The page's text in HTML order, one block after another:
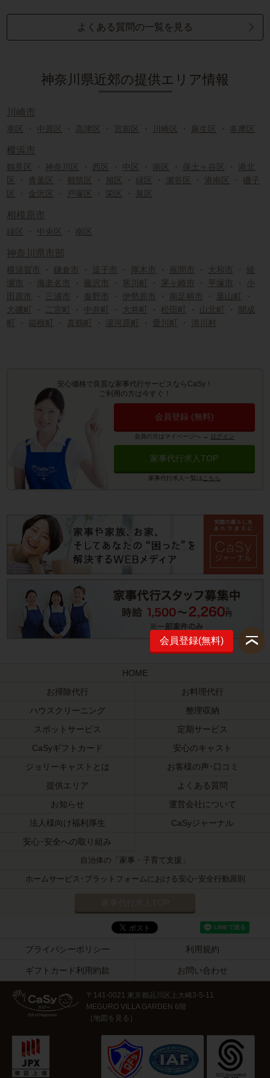
よくある質問の一覧を見る
神奈川県近郊の提供エリア情報
川崎市
幸区 ・ 中原区 ・ 高津区 ・ 宮前区 ・ 川崎区 ・ 麻生区 ・ 多摩区
横浜市
鶴見区 ・ 神奈川区 ・ 西区 ・ 中区 ・ 南区 ・ 保土ヶ谷区 ・ 港北
区
・ 青葉区 ・ 都筑区 ・ 旭区 ・ 緑区 ・ 瀬谷区 ・ 港南区 ・ 磯子
区
・ 金沢区 ・ 戸塚区 ・ 栄区 ・ 泉区
相模原市
緑区 ・ 中央区 ・ 南区
神奈川県市部
横須賀市 ・ 鎌倉市 ・ 逗子市 ・ 厚木市 ・ 座間市 ・ 大和市 ・ 綾
瀬市
・ 海老名市 ・ 藤沢市 ・ 寒川町 ・ 茅ヶ崎市 ・ 平塚市 ・ 小
田原市
・ 三浦市 ・ 秦野市 ・ 伊勢原市 ・ 南足柄市 ・ 葉山町 ・
大磯町 ・ 二宮町 ・ 中井町 ・ 大井町 ・ 松田町 ・ 山北町 ・
開成
町 ・ 箱根町 ・ 真鶴町 ・ 湯河原町 ・ 愛川町 ・ 清川村
安心価格で良質な家事代行サービスならCaSy！
ご利用の方は今すぐ！
会員登録 (無料)
会員の方はマイページへ → ログイン
家事代行求人TOP
家事代行求人一覧は こちら
会員登録(無料)
HOME
お掃除代行
お料理代行
ハウスクリーニング
整理収納
スポットサービス
定期サービス
CaSyギフトカード
安心のキャスト
ジョリーキャストとは
お客様の声･口コミ
提供エリア
よくある質問
お知らせ
運営会社について
法人様向け福利厚生
CaSyジャーナル
安心･安全への取り組み
自治体の「家事・子育て支援」
ホームサービス･プラットフォームにおける安心･安全行動原則
プライバシーポリシー 利用規約
ギフトカード利用約款 お問い合わせ
〒141-0021 東京都品川区上大崎3-5-11
MEGURO VILLA GARDEN 6階
［地図を見る ］